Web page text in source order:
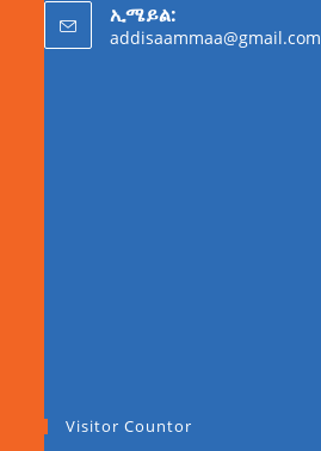
ኢሜይል:
addisaammaa@gmail.com
Visitor Countor